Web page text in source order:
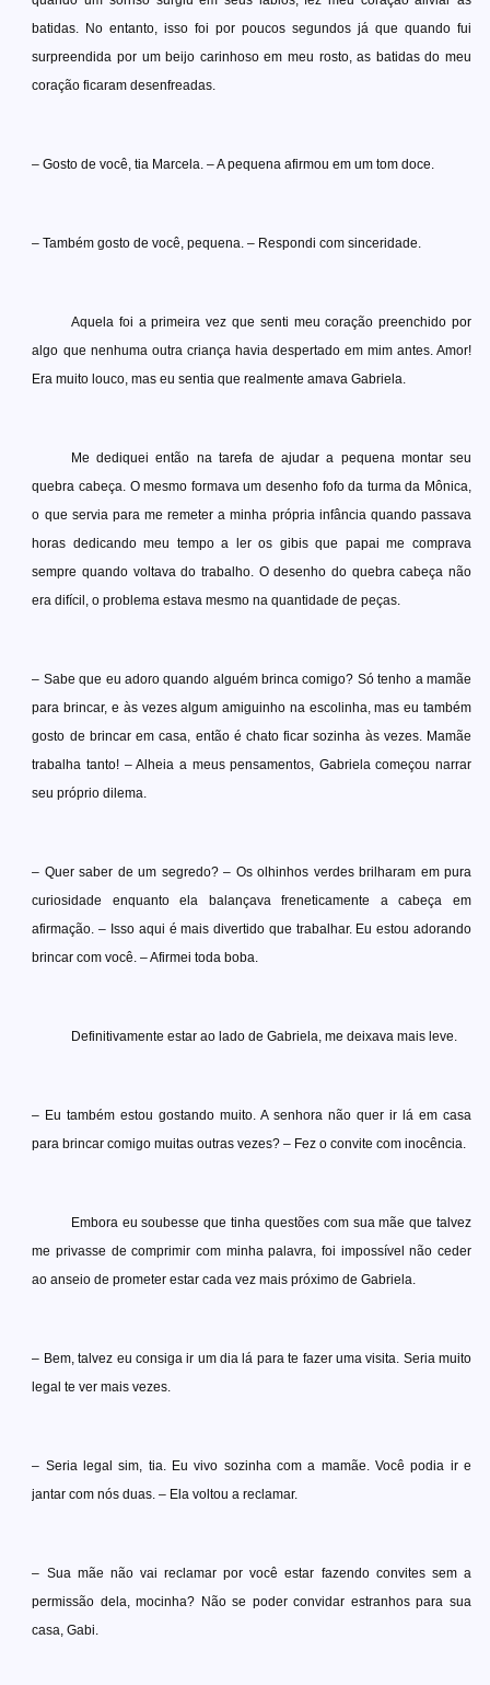
batidas. No entanto, isso foi por poucos segundos já que quando fui
surpreendida por um beijo carinhoso em meu rosto, as batidas do meu
coração ficaram desenfreadas.
– Gosto de você, tia Marcela. – A pequena afirmou em um tom doce.
– Também gosto de você, pequena. – Respondi com sinceridade.
Aquela foi a primeira vez que senti meu coração preenchido por
algo que nenhuma outra criança havia despertado em mim antes. Amor!
Era muito louco, mas eu sentia que realmente amava Gabriela.
Me dediquei então na tarefa de ajudar a pequena montar seu
quebra cabeça. O mesmo formava um desenho fofo da turma da Mônica,
o que servia para me remeter a minha própria infância quando passava
horas dedicando meu tempo a ler os gibis que papai me comprava
sempre quando voltava do trabalho. O desenho do quebra cabeça não
era difícil, o problema estava mesmo na quantidade de peças.
– Sabe que eu adoro quando alguém brinca comigo? Só tenho a mamãe
para brincar, e às vezes algum amiguinho na escolinha, mas eu também
gosto de brincar em casa, então é chato ficar sozinha às vezes. Mamãe
trabalha tanto! – Alheia a meus pensamentos, Gabriela começou narrar
seu próprio dilema.
– Quer saber de um segredo? – Os olhinhos verdes brilharam em pura
curiosidade enquanto ela balançava freneticamente a cabeça em
afirmação. – Isso aqui é mais divertido que trabalhar. Eu estou adorando
brincar com você. – Afirmei toda boba.
Definitivamente estar ao lado de Gabriela, me deixava mais leve.
– Eu também estou gostando muito. A senhora não quer ir lá em casa
para brincar comigo muitas outras vezes? – Fez o convite com inocência.
Embora eu soubesse que tinha questões com sua mãe que talvez
me privasse de comprimir com minha palavra, foi impossível não ceder
ao anseio de prometer estar cada vez mais próximo de Gabriela.
– Bem, talvez eu consiga ir um dia lá para te fazer uma visita. Seria muito
legal te ver mais vezes.
– Seria legal sim, tia. Eu vivo sozinha com a mamãe. Você podia ir e
jantar com nós duas. – Ela voltou a reclamar.
– Sua mãe não vai reclamar por você estar fazendo convites sem a
permissão dela, mocinha? Não se poder convidar estranhos para sua
casa, Gabi.